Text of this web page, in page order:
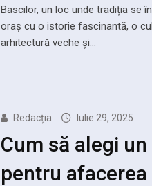
Bascilor, un loc unde tradiția se
oraș cu o istorie fascinantă, o
arhitectură veche și…
Redacția Iulie 29, 2025
Cum să alegi
pentru afacerea